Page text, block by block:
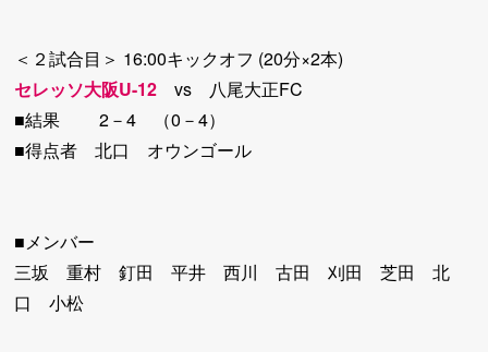
＜２試合目＞ 16:00キックオフ (20分×2本)
セレッソ大阪U-12 vs 八尾大正FC
■結果 2－4 （0－4）
■得点者 北口 オウンゴール
■メンバー
三坂 重村 釘田 平井 西川 古田 刈田 芝田 北
口 小松